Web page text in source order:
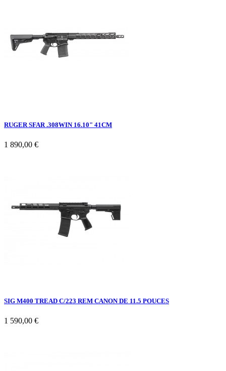
RUGER SFAR .308WIN 16.10" 41CM
1 890,00 €
SIG M400 TREAD C/223 REM CANON DE 11.5 POUCES
1 590,00 €